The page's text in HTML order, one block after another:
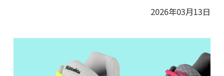
2026年03月13日